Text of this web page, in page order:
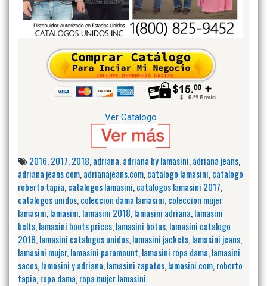
Ver Catalogo
2016,2017,2018,adriana,adriana by lamasini,adriana jeans,
adriana jeans com,adrianajeans.com,catalogo lamasini,catalogo
roberto tapia,catalogos lamasini,catalogos lamasini 2017,
catalogos unidos,coleccion dama lamasini,coleccion mujer
lamasini,lamasini,lamasini 2018,lamasini adriana,lamasini
belts,lamasini boots prices,lamasini botas,lamasini catalogo
2018,lamasini catalogos unidos,lamasini jackets,lamasini jeans,
lamasini mujer,lamasini paramount,lamasini ropa dama,lamasini
sacos,lamasini y adriana,lamasini zapatos,lamasini.com,roberto
tapia,ropa dama,ropa mujer lamasini